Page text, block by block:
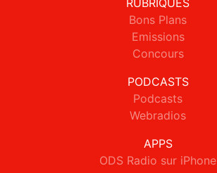
RUBRIQUES
Bons Plans
Emissions
Concours
PODCASTS
Podcasts
Webradios
APPS
ODS Radio sur iPhone